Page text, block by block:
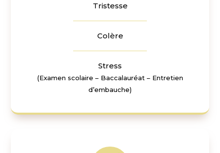
Tristesse
Colère
Stress
(Examen scolaire – Baccalauréat – Entretien
d’embauche)